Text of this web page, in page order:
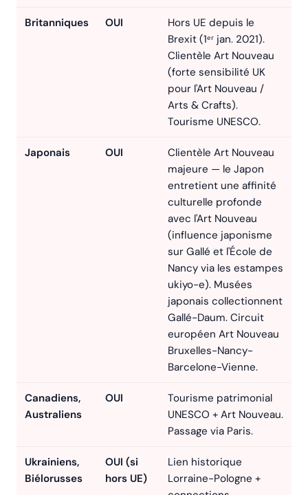
Britanniques OUI
Hors UE depuis le
Brexit (1ᵉʳ jan. 2021).
Clientèle Art Nouveau
(forte sensibilité UK
pour l'Art Nouveau /
Arts & Crafts).
Tourisme UNESCO.
Japonais OUI
Clientèle Art Nouveau
majeure — le Japon
entretient une affinité
culturelle profonde
avec l'Art Nouveau
(influence japonisme
sur Gallé et l'École de
Nancy via les estampes
ukiyo-e). Musées
japonais collectionnent
Gallé-Daum. Circuit
européen Art Nouveau
Bruxelles-Nancy-
Barcelone-Vienne.
Canadiens,
Australiens
OUI
Tourisme patrimonial
UNESCO + Art Nouveau.
Passage via Paris.
Ukrainiens,
Biélorusses
OUI (si
hors UE)
Lien historique
Lorraine-Pologne +